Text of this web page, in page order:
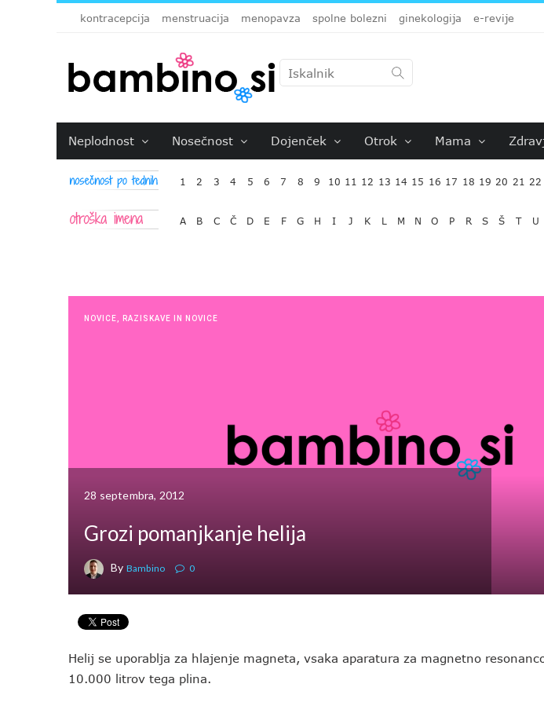
kontracepcija menstruacija menopavza spolne bolezni ginekologija e-revije
Neplodnost Nosečnost Dojenček Otrok Mama
1 2 3 4 5 6 7 8 9 10 11 12 13 14 15 16 17 18 19 20 21 22
A B C Č D E F G H I J K L M N O P R S Š T U
NOVICE RAZISKAVE IN NOVICE
28 septembra, 2012
Grozi pomanjkanje helija
By Bambino 0
Helij se uporablja za hlajenje magneta, vsaka aparatura za magnetno
10.000 litrov tega plina.